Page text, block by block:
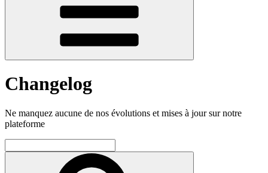
Changelog
Ne manquez aucune de nos évolutions et mises à jour sur notre
plateforme